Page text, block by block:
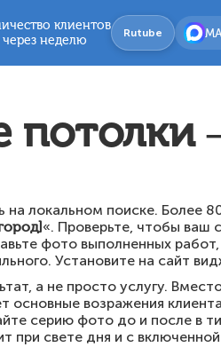
клиентов
неделю
Rutube
на локальном поиске. Более
«. Проверьте, чтобы ваш
фото выполненных
Установите на сайт
а не просто услугу.
основные возражения
серию фото до и после в
при свете дня и с